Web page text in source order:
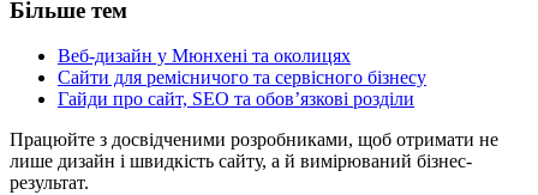
Більше тем
Веб-дизайн у Мюнхені та околицях
Сайти для ремісничого та сервісного бізнесу
Гайди про сайт, SEO та обов’язкові розділи
Працюйте з досвідченими розробниками, щоб отримати не
лише дизайн і швидкість сайту, а й вимірюваний бізнес-
результат.